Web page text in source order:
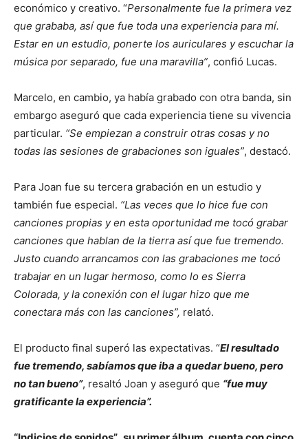
económico y creativo. “Personalmente fue la primera vez
que grababa, así que fue toda una experiencia para mí.
Estar en un estudio, ponerte los auriculares y escuchar la
música por separado, fue una maravilla”, confió Lucas.
Marcelo, en cambio, ya había grabado con otra banda, sin
embargo aseguró que cada experiencia tiene su vivencia
particular. “Se empiezan a construir otras cosas y no
todas las sesiones de grabaciones son iguales”, destacó.
Para Joan fue su tercera grabación en un estudio y
también fue especial. “Las veces que lo hice fue con
canciones propias y en esta oportunidad me tocó grabar
canciones que hablan de la tierra así que fue tremendo.
Justo cuando arrancamos con las grabaciones me tocó
trabajar en un lugar hermoso, como lo es Sierra
Colorada, y la conexión con el lugar hizo que me
conectara más con las canciones”, relató.
El producto final superó las expectativas. “El resultado
fue tremendo, sabíamos que iba a quedar bueno, pero
no tan bueno”, resaltó Joan y aseguró que “fue muy
gratificante la experiencia”.